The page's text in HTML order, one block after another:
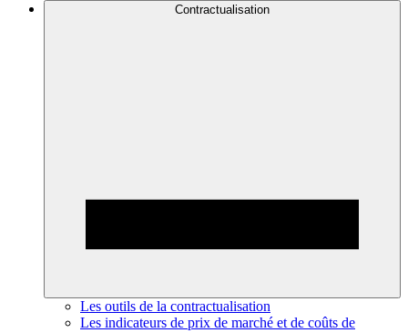
Contractualisation
Les outils de la contractualisation
Les indicateurs de prix de marché et de coûts de